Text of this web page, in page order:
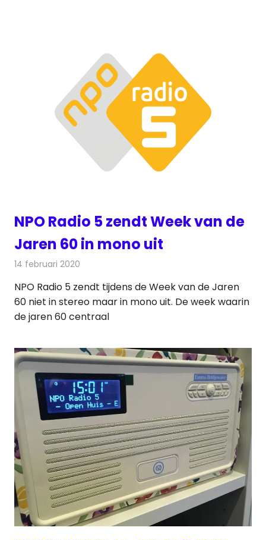
NPO Radio 5 zendt Week van de
Jaren 60 in mono uit
14 februari 2020
NPO Radio 5 zendt tijdens de Week van de Jaren
60 niet in stereo maar in mono uit. De week waarin
de jaren 60 centraal